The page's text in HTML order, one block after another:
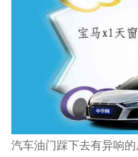
汽车油门踩下去有异响